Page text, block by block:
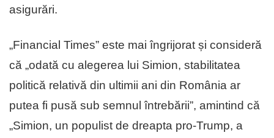
asigurări.
„Financial Times” este mai îngrijorat și consideră
că „odată cu alegerea lui Simion, stabilitatea
politică relativă din ultimii ani din România ar
putea fi pusă sub semnul întrebării”, amintind că
„Simion, un populist de dreapta pro-Trump, a